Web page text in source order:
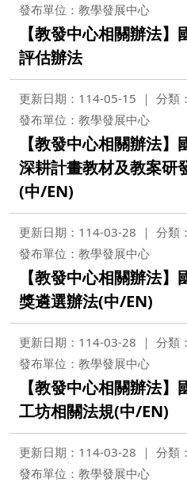
發布單位：教學發展中心
【教發中心相關辦法
評估辦法
更新日期：114-05-15
分類
發布單位：教學發展中心
【教發中心相關辦法
深耕計畫教材及教案研
(中/EN)
更新日期：114-03-28
分類
發布單位：教學發展中心
【教發中心相關辦法
獎遴選辦法(中/EN)
更新日期：114-03-28
分類
發布單位：教學發展中心
【教發中心相關辦法
工坊相關法規(中/EN)
更新日期：114-03-28
分類
發布單位：教學發展中心